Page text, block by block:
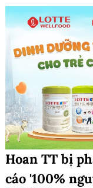
Hoan TT bị
cáo '100%